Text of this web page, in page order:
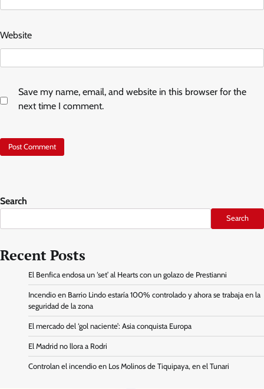
Website
Save my name, email, and website in this browser for the
next time I comment.
Search
Search
Recent Posts
El Benfica endosa un ‘set’ al Hearts con un golazo de Prestianni
Incendio en Barrio Lindo estaría 100% controlado y ahora se trabaja en la
seguridad de la zona
El mercado del ‘gol naciente’: Asia conquista Europa
El Madrid no llora a Rodri
Controlan el incendio en Los Molinos de Tiquipaya, en el Tunari